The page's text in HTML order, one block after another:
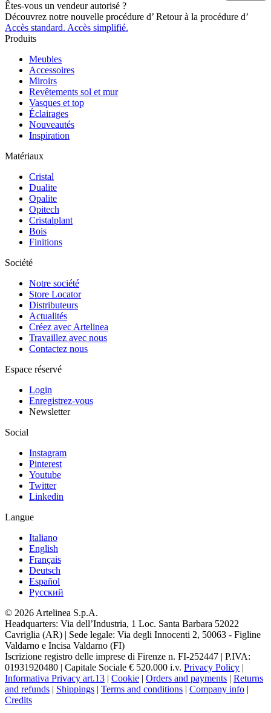
Êtes-vous un vendeur autorisé ?
Découvrez notre nouvelle procédure d’ Retour à la procédure d’
Accès standard. Accès simplifié.
Produits
Meubles
Accessoires
Miroirs
Revêtements sol et mur
Vasques et top
Éclairages
Nouveautés
Inspiration
Matériaux
Cristal
Dualite
Opalite
Opitech
Cristalplant
Bois
Finitions
Société
Notre société
Store Locator
Distributeurs
Actualités
Créez avec Artelinea
Travaillez avec nous
Contactez nous
Espace réservé
Login
Enregistrez-vous
Newsletter
Social
Instagram
Pinterest
Youtube
Twitter
Linkedin
Langue
Italiano
English
Français
Deutsch
Español
Pусский
© 2026 Artelinea S.p.A.
Headquarters: Via dell’Industria, 1 Loc. Santa Barbara 52022
Cavriglia (AR) | Sede legale: Via degli Innocenti 2, 50063 - Figline
Valdarno e Incisa Valdarno (FI)
Iscrizione registro delle imprese di Firenze n. FI-252447 | P.IVA:
01931920480 | Capitale Sociale € 520.000 i.v. Privacy Policy |
Informativa Privacy art.13 | Cookie | Orders and payments | Returns
and refunds | Shippings | Terms and conditions | Company info |
Credits